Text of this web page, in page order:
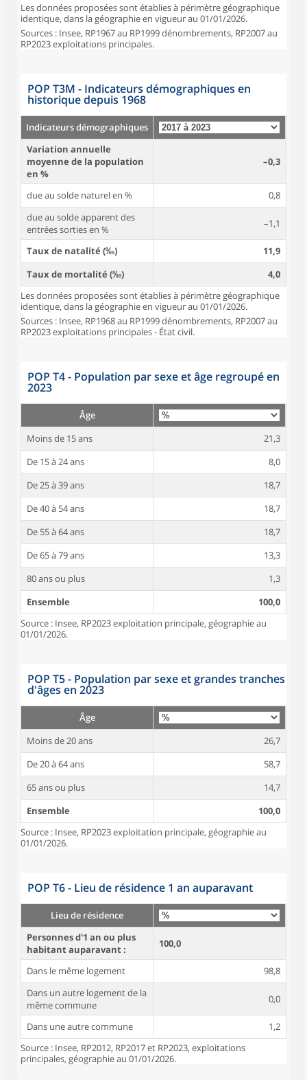
Les données proposées sont établies à périmètre géographique
identique, dans la géographie en vigueur au 01/01/2026.
Sources : Insee, RP1967 au RP1999 dénombrements, RP2007 au
RP2023 exploitations principales.
POP T3M - Indicateurs démographiques en
historique depuis 1968
Indicateurs démographiques
Variation annuelle
moyenne de la population
en %
–0,3
due au solde naturel en %
0,8
due au solde apparent des
entrées sorties en %
–1,1
Taux de natalité (‰)
11,9
Taux de mortalité (‰)
4,0
Les données proposées sont établies à périmètre géographique
identique, dans la géographie en vigueur au 01/01/2026.
Sources : Insee, RP1968 au RP1999 dénombrements, RP2007 au
RP2023 exploitations principales - État civil.
POP T4 - Population par sexe et âge regroupé en
2023
Âge
Moins de 15 ans
21,3
De 15 à 24 ans
8,0
De 25 à 39 ans
18,7
De 40 à 54 ans
18,7
De 55 à 64 ans
18,7
De 65 à 79 ans
13,3
80 ans ou plus
1,3
Ensemble
100,0
Source : Insee, RP2023 exploitation principale, géographie au
01/01/2026.
POP T5 - Population par sexe et grandes tranches
d'âges en 2023
Âge
Moins de 20 ans
26,7
De 20 à 64 ans
58,7
65 ans ou plus
14,7
Ensemble
100,0
Source : Insee, RP2023 exploitation principale, géographie au
01/01/2026.
POP T6 - Lieu de résidence 1 an auparavant
Lieu de résidence
Personnes d'1 an ou plus
habitant auparavant :
100,0
Dans le même logement
98,8
Dans un autre logement de la
même commune
0,0
Dans une autre commune
1,2
Source : Insee, RP2012, RP2017 et RP2023, exploitations
principales, géographie au 01/01/2026.